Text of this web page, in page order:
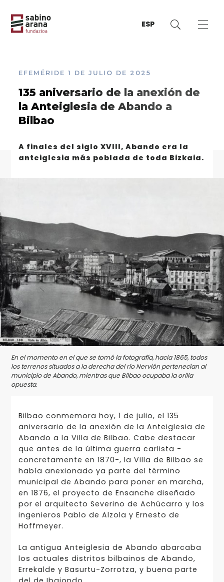
ESP
EFEMÉRIDE 1 DE JULIO DE 2025
135 aniversario de la anexión de
la Anteiglesia de Abando a
Bilbao
A finales del siglo XVIII, Abando era la
anteiglesia más poblada de toda Bizkaia.
En el momento en el que se tomó la fotografía, hacia 1865, todos
los terrenos situados a la derecha del río Nervión pertenecían al
municipio de Abando, mientras que Bilbao ocupaba la orilla
opuesta.
Bilbao conmemora hoy, 1 de julio, el 135
aniversario de la anexión de la Anteiglesia de
Abando a la Villa de Bilbao. Cabe destacar
que antes de la última guerra carlista -
concretamente en 1870-, la Villa de Bilbao se
había anexionado ya parte del término
municipal de Abando para poner en marcha,
en 1876, el proyecto de Ensanche diseñado
por el arquitecto Severino de Achúcarro y los
ingenieros Pablo de Alzola y Ernesto de
Hoffmeyer.
La antigua Anteiglesia de Abando abarcaba
los actuales distritos bilbainos de Abando,
Errekalde y Basurtu-Zorrotza, y buena parte